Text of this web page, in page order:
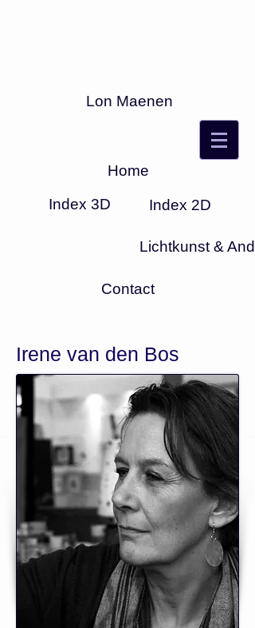
Lon Maenen
Home
Index 3D
Index 2D
Lichtkunst &
Contact
Irene van den Bos